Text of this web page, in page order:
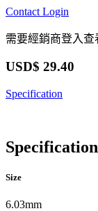
Contact Login
需要經銷商登入查
USD$ 29.40
Specification
Specification
Size
6.03mm